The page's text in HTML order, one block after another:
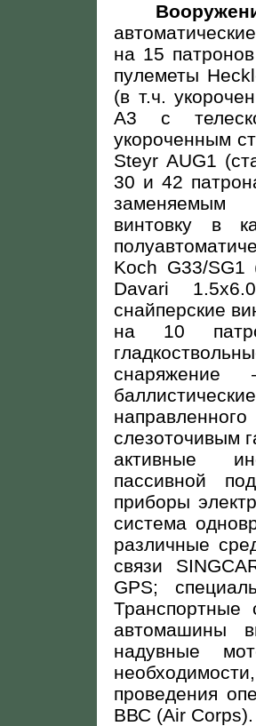
на 15
пулеметы
(в т.ч.
А3 с
укороченным
Steyr AUG1
30 и 42
заменяемым
винтовку в
Koch G33/SG1
Davari
снайперские
на 10
снаряжение
слезоточивым
активные
пассивной
приборы
система
различные
связи
GPS;
Транспортные
автомашины
надувные
проведения
ВВС (Air Corps).